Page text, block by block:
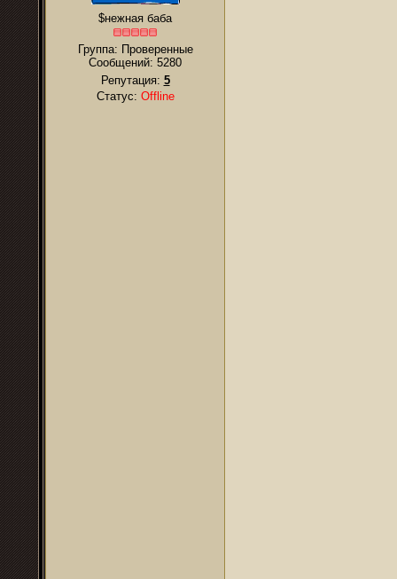
$нежная баба
Группа: Проверенные
Сообщений: 5280
Репутация: 5
Статус: Offline